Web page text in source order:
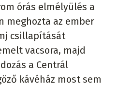
órás elmélyülés a
meghozta az ember
csillapítását
vacsora, majd
a Centrál
kávéház most sem